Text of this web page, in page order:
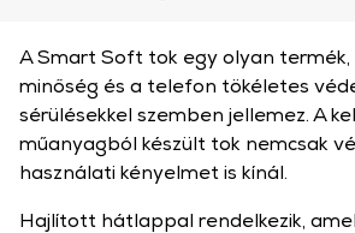
A Smart Soft tok egy olyan
minőség és a telefon tökéletes
sérülésekkel szemben jellemez. A
műanyagból készült tok nemcsak
használati kényelmet is kínál.
Hajlított hátlappal rendelkezik,